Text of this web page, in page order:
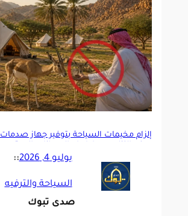
إلزام مخيمات السياحة بتوفير جهاز
يوليو 4, 2026 ::
السياحة والترفيه
صدى تبوك